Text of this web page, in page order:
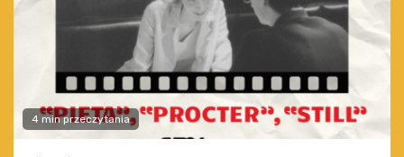
4 min przeczytania